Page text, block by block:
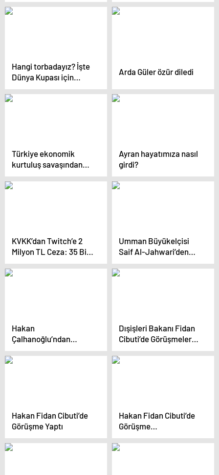
misiniz?’ sorusuna
Hangi torbadayız? İşte
Dünya Kupası için
muhtemel rakiplerimiz
Arda Güler özür diledi
Türkiye ekonomik
kurtuluş savaşından
zaferle çıkacak
Ayran hayatımıza nasıl
girdi?
KVKK’dan Twitch’e 2
Milyon TL Ceza: 35 Bin
Kişi Etkilendi
Umman Büyükelçisi
Saif Al-Jahwari’den
Haberler.com’a özel
röportaj
Hakan
Çalhanoğlu’ndan
Galatasaraylıları yıkan
transfer itirafı
Dışişleri Bakanı Fidan
Cibuti’de Görüşmeler
Yaptı
Hakan Fidan Cibuti’de
Görüşme Yaptı
Hakan Fidan Cibuti’de
Görüşme
Gerçekleştirdi